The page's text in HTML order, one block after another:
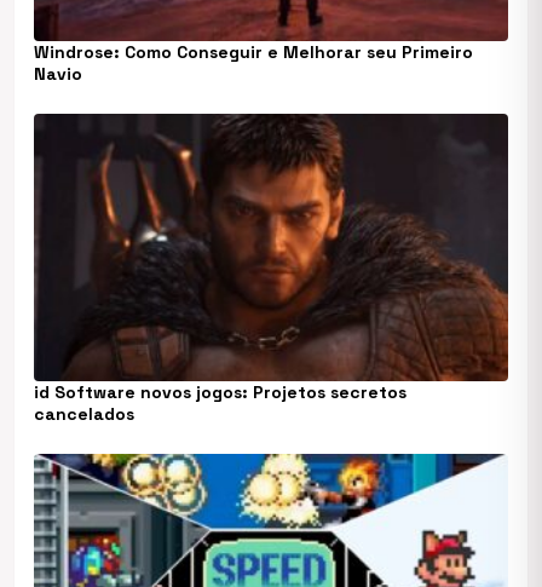
Windrose: Como Conseguir e Melhorar seu Primeiro
Navio
id Software novos jogos: Projetos secretos
cancelados